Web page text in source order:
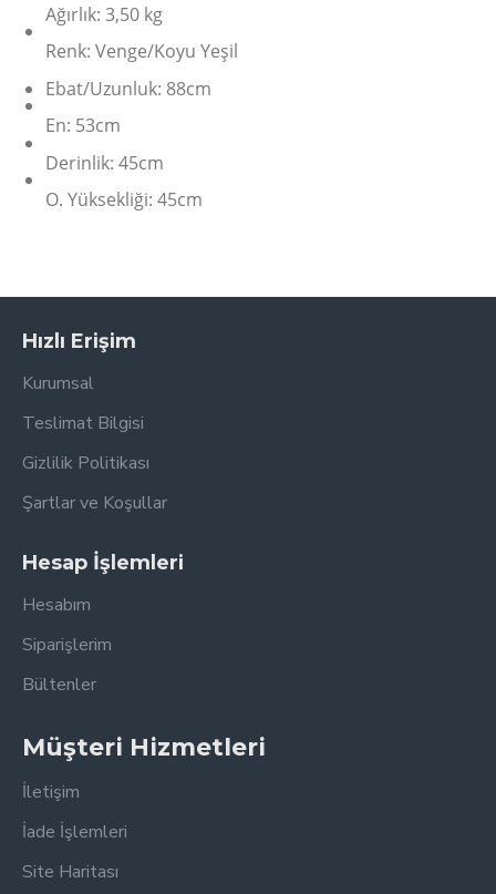
Ağırlık: 3,50 kg
Renk: Venge/Koyu Yeşil
Ebat/Uzunluk: 88cm
En: 53cm
Derinlik: 45cm
O. Yüksekliği: 45cm
Hızlı Erişim
Kurumsal
Teslimat Bilgisi
Gizlilik Politikası
Şartlar ve Koşullar
Hesap İşlemleri
Hesabım
Siparişlerim
Bültenler
Müşteri Hizmetleri
İletişim
İade İşlemleri
Site Haritası